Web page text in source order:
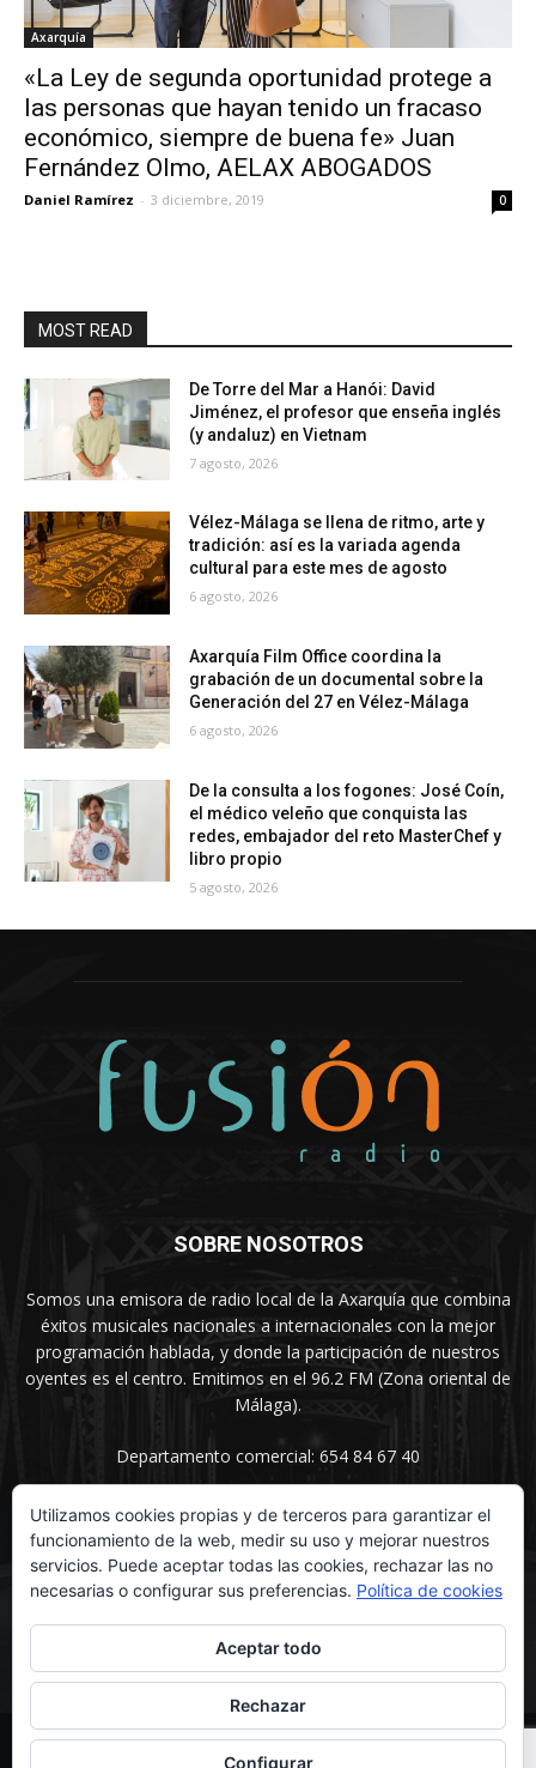
Axarquía
«La Ley de segunda oportunidad protege a
las personas que hayan tenido un fracaso
económico, siempre de buena fe» Juan
Fernández Olmo, AELAX ABOGADOS
Daniel Ramírez - 3 diciembre, 2019 0
MOST READ
De Torre del Mar a Hanói: David
Jiménez, el profesor que enseña inglés
(y andaluz) en Vietnam
7 agosto, 2026
Vélez-Málaga se llena de ritmo, arte y
tradición: así es la variada agenda
cultural para este mes de agosto
6 agosto, 2026
Axarquía Film Office coordina la
grabación de un documental sobre la
Generación del 27 en Vélez-Málaga
6 agosto, 2026
De la consulta a los fogones: José Coín,
el médico veleño que conquista las
redes, embajador del reto MasterChef y
libro propio
5 agosto, 2026
SOBRE NOSOTROS
Somos una emisora de radio local de la Axarquía que combina
éxitos musicales nacionales a internacionales con la mejor
programación hablada, y donde la participación de nuestros
oyentes es el centro. Emitimos en el 96.2 FM (Zona oriental de
Málaga).
Departamento comercial: 654 84 67 40
SÍGUENOS
© UNIMEDIOS - Agencia de Marketing en Vélez-Málaga 2026
Utilizamos cookies propias y de terceros para garantizar el
funcionamiento de la web, medir su uso y mejorar nuestros
servicios. Puede aceptar todas las cookies, rechazar las no
necesarias o configurar sus preferencias. Política de cookies
Aceptar todo
Rechazar
Configurar